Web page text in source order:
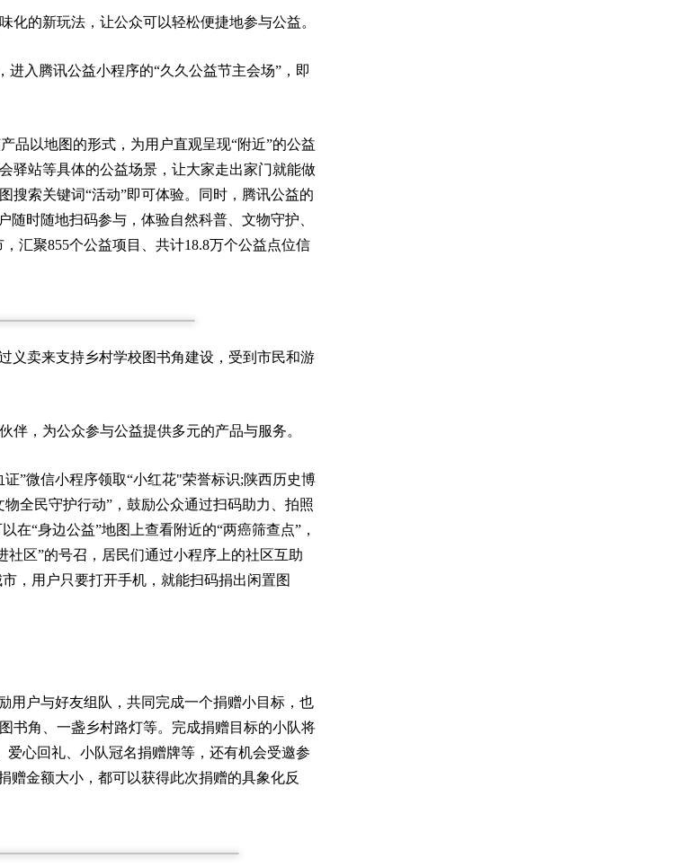
的新玩法，让公众可以轻松便捷地参与公益。
进入腾讯公益小程序的“久久公益节主会场”，即
品以地图的形式，为用户直观呈现“附近”的公益
驿站等具体的公益场景，让大家走出家门就能做
搜索关键词“活动”即可体验。同时，腾讯公益的
时随地扫码参与，体验自然科普、文物守护、
汇聚855个公益项目、共计18.8万个公益点位信
义卖来支持乡村学校图书角建设，受到市民和游
，为公众参与公益提供多元的产品与服务。
”微信小程序领取“小红花"荣誉标识;陕西历史博
全民守护行动”，鼓励公众通过扫码助力、拍照
在“身边公益”地图上查看附近的“两癌筛查点”，
区”的号召，居民们通过小程序上的社区互助
，用户只要打开手机，就能扫码捐出闲置图
用户与好友组队，共同完成一个捐赠小目标，也
书角、一盏乡村路灯等。完成捐赠目标的小队将
心回礼、小队冠名捐赠牌等，还有机会受邀参
赠金额大小，都可以获得此次捐赠的具象化反